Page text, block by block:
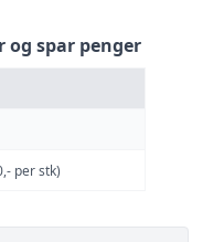
og spar penger
per stk)